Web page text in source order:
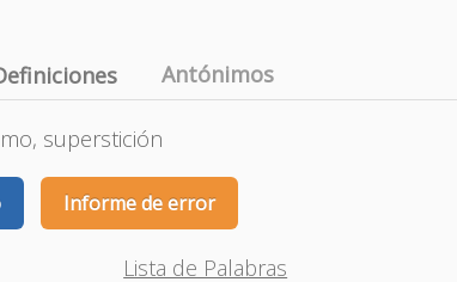
Antónimos
superstición
Informe de error
Lista de Palabras